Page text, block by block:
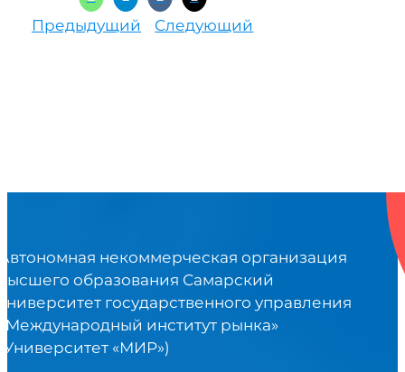
Предыдущий Следующий
некоммерческая организация
образования Самарский
государственного управления
институт рынка»
«МИР»)